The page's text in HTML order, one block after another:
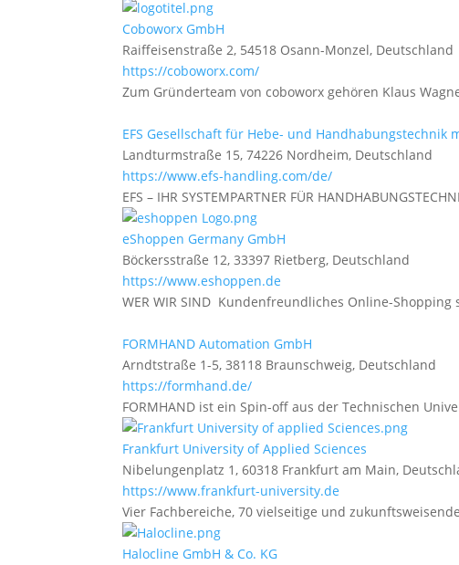
Coboworx GmbH
Raiffeisenstraße 2, 54518 Osann-Monzel, Deutschland
https://coboworx.com/
Zum Gründerteam von coboworx gehören Klaus
EFS Gesellschaft für Hebe- und Handhabungstechnik
Landturmstraße 15, 74226 Nordheim, Deutschland
https://www.efs-handling.com/de/
EFS – IHR SYSTEMPARTNER FÜR
eShoppen Germany GmbH
Böckersstraße 12, 33397 Rietberg, Deutschland
https://www.eshoppen.de
WER WIR SIND Kundenfreundliches Online-
FORMHAND Automation GmbH
Arndtstraße 1-5, 38118 Braunschweig, Deutschland
https://formhand.de/
FORMHAND ist ein Spin-off aus der Technischen
Frankfurt University of Applied Sciences
Nibelungenplatz 1, 60318 Frankfurt am Main,
https://www.frankfurt-university.de
Vier Fachbereiche, 70 vielseitige und
Halocline GmbH & Co. KG